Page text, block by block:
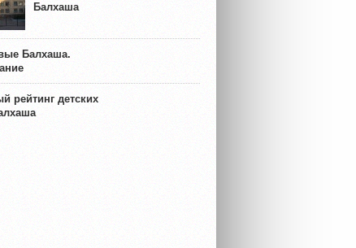
Балхаша
Балхаша.
рейтинг детских